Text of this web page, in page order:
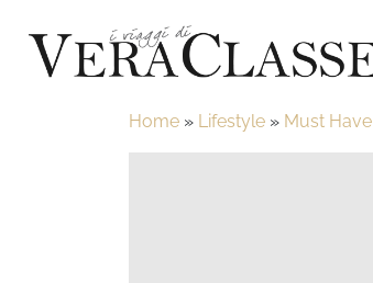
Home » Lifestyle » Must Have